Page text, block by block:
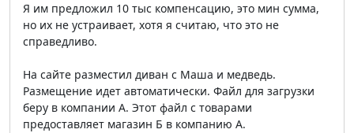
Я им предложил 10 тыс компенсацию, это мин сумма,
но их не устраивает, хотя я считаю, что это не
справедливо.
На сайте разместил диван с Маша и медведь.
Размещение идет автоматически. Файл для загрузки
беру в компании А. Этот файл с товарами
предоставляет магазин Б в компанию А.